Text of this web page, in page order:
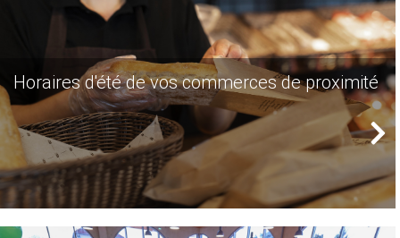
Horaires d'été de vos commerces de proximité